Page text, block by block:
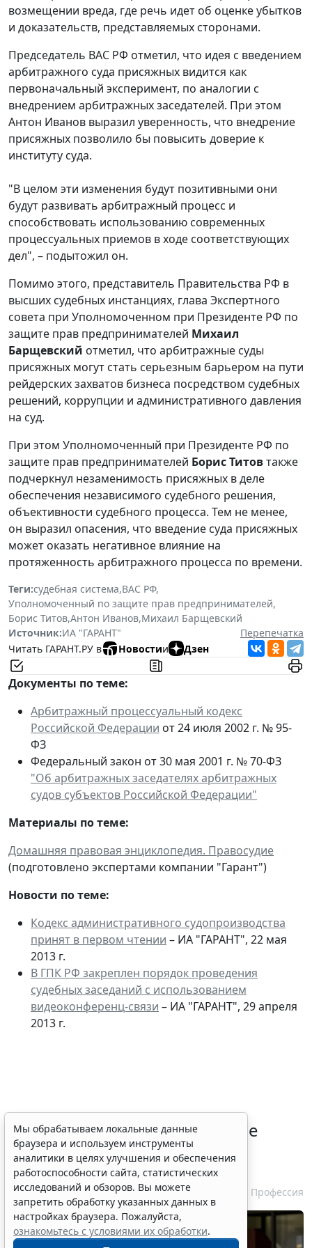
возмещении вреда, где речь идет об оценке убытков
и доказательств, представляемых сторонами.
Председатель ВАС РФ отметил, что идея с введением
арбитражного суда присяжных видится как
первоначальный эксперимент, по аналогии с
внедрением арбитражных заседателей. При этом
Антон Иванов выразил уверенность, что внедрение
присяжных позволило бы повысить доверие к
институту суда.
"В целом эти изменения будут позитивными они
будут развивать арбитражный процесс и
способствовать использованию современных
процессуальных приемов в ходе соответствующих
дел", – подытожил он.
Помимо этого, представитель Правительства РФ в
высших судебных инстанциях, глава Экспертного
совета при Уполномоченном при Президенте РФ по
защите прав предпринимателей Михаил
Барщевский отметил, что арбитражные суды
присяжных могут стать серьезным барьером на пути
рейдерских захватов бизнеса посредством судебных
решений, коррупции и административного давления
на суд.
При этом Уполномоченный при Президенте РФ по
защите прав предпринимателей Борис Титовтакже
подчеркнул незаменимость присяжных в деле
обеспечения независимого судебного решения,
объективности судебного процесса. Тем не менее,
он выразил опасения, что введение суда присяжных
может оказать негативное влияние на
протяженность арбитражного процесса по времени.
Теги:судебная система,ВАС РФ,
Уполномоченный по защите прав предпринимателей,
Борис Титов,Антон Иванов,Михаил Барщевский
Источник:ИА "ГАРАНТ"
Перепечатка
Читать ГАРАНТ.РУ в
Новостии Дзен
Документы по теме:
Арбитражный процессуальный кодекс
Российской Федерации от 24 июля 2002 г. № 95-
ФЗ
Федеральный закон от 30 мая 2001 г. № 70-ФЗ
"Об арбитражных заседателях арбитражных
судов субъектов Российской Федерации"
Материалы по теме:
Домашняя правовая энциклопедия. Правосудие
(подготовлено экспертами компании "Гарант")
Новости по теме:
Кодекс административного судопроизводства
принят в первом чтении – ИА "ГАРАНТ", 22 мая
2013 г.
В ГПК РФ закреплен порядок проведения
судебных заседаний с использованием
видеоконференц-связи – ИА "ГАРАНТ", 29 апреля
2013 г.
Совет ФПА РФ утвердил новые
разъяснения по вопросам
адвокатской деятельности
7 августа 2026 13:56 Профессия
Мы обрабатываем локальные данные
браузера и используем инструменты
аналитики в целях улучшения и обеспечения
работоспособности сайта, статистических
исследований и обзоров. Вы можете
запретить обработку указанных данных в
настройках браузера. Пожалуйста,
ознакомьтесь с условиями их обработки.